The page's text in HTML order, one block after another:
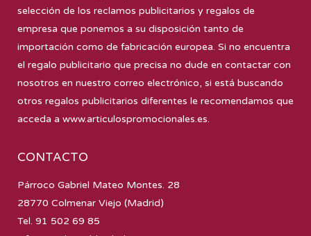
selección de los reclamos publicitarios y regalos de
empresa que ponemos a su disposición tanto de
importación como de fabricación europea. Si no encuentra
el regalo publicitario que precisa no dude en contactar con
nosotros en nuestro correo electrónico, si está buscando
otros regalos publicitarios diferentes le recomendamos que
acceda a www.articulospromocionales.es.
CONTACTO
Párroco Gabriel Mateo Montes. 28
28770 Colmenar Viejo (Madrid)
Tel. 91 502 69 85